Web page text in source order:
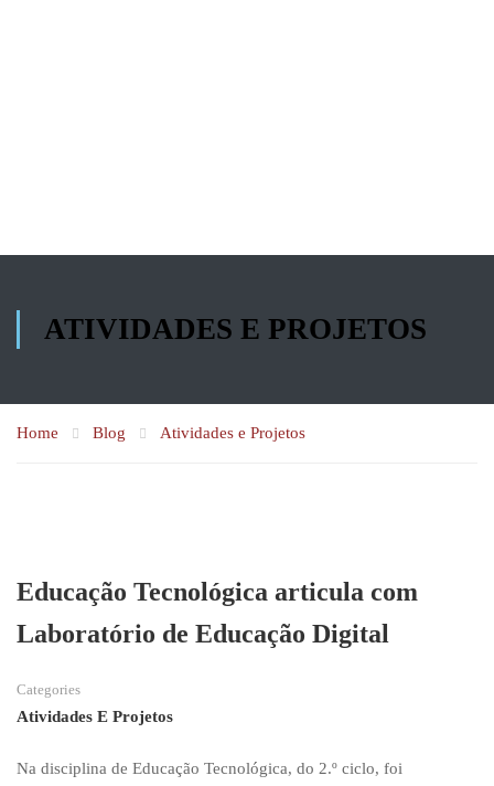
ATIVIDADES E PROJETOS
Home Blog Atividades e Projetos
Educação Tecnológica articula com
Laboratório de Educação Digital
Categories
Atividades E Projetos
Na disciplina de Educação Tecnológica, do 2.º ciclo, foi